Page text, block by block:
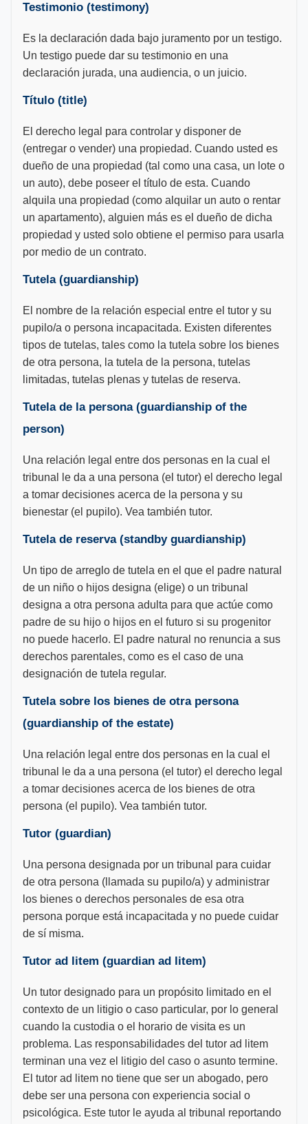
Testimonio (testimony)
Es la declaración dada bajo juramento por un testigo.
Un testigo puede dar su testimonio en una
declaración jurada, una audiencia, o un juicio.
Título (title)
El derecho legal para controlar y disponer de
(entregar o vender) una propiedad. Cuando usted es
dueño de una propiedad (tal como una casa, un lote o
un auto), debe poseer el título de esta. Cuando
alquila una propiedad (como alquilar un auto o rentar
un apartamento), alguien más es el dueño de dicha
propiedad y usted solo obtiene el permiso para usarla
por medio de un contrato.
Tutela (guardianship)
El nombre de la relación especial entre el tutor y su
pupilo/a o persona incapacitada. Existen diferentes
tipos de tutelas, tales como la tutela sobre los bienes
de otra persona, la tutela de la persona, tutelas
limitadas, tutelas plenas y tutelas de reserva.
Tutela de la persona (guardianship of the
person)
Una relación legal entre dos personas en la cual el
tribunal le da a una persona (el tutor) el derecho legal
a tomar decisiones acerca de la persona y su
bienestar (el pupilo). Vea también tutor.
Tutela de reserva (standby guardianship)
Un tipo de arreglo de tutela en el que el padre natural
de un niño o hijos designa (elige) o un tribunal
designa a otra persona adulta para que actúe como
padre de su hijo o hijos en el futuro si su progenitor
no puede hacerlo. El padre natural no renuncia a sus
derechos parentales, como es el caso de una
designación de tutela regular.
Tutela sobre los bienes de otra persona
(guardianship of the estate)
Una relación legal entre dos personas en la cual el
tribunal le da a una persona (el tutor) el derecho legal
a tomar decisiones acerca de los bienes de otra
persona (el pupilo). Vea también tutor.
Tutor (guardian)
Una persona designada por un tribunal para cuidar
de otra persona (llamada su pupilo/a) y administrar
los bienes o derechos personales de esa otra
persona porque está incapacitada y no puede cuidar
de sí misma.
Tutor ad litem (guardian ad litem)
Un tutor designado para un propósito limitado en el
contexto de un litigio o caso particular, por lo general
cuando la custodia o el horario de visita es un
problema. Las responsabilidades del tutor ad litem
terminan una vez el litigio del caso o asunto termine.
El tutor ad litem no tiene que ser un abogado, pero
debe ser una persona con experiencia social o
psicológica. Este tutor le ayuda al tribunal reportando